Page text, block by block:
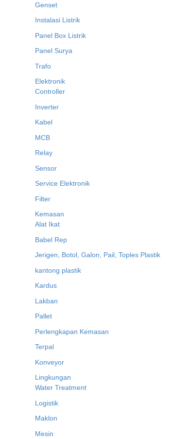
Genset
Instalasi Listrik
Panel Box Listrik
Panel Surya
Trafo
Elektronik
Controller
Inverter
Kabel
MCB
Relay
Sensor
Service Elektronik
Filter
Kemasan
Alat Ikat
Babel Rep
Jerigen, Botol, Galon, Pail, Toples Plastik
kantong plastik
Kardus
Lakban
Pallet
Perlengkapan Kemasan
Terpal
Konveyor
Lingkungan
Water Treatment
Logistik
Maklon
Mesin